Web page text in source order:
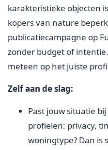
karakteristieke objecten
kopers van nature
publicatiecampagne op
zonder budget of
meteen op het juiste
Zelf aan de slag:
Past jouw situatie
profielen: privacy,
woningtype? Dan is